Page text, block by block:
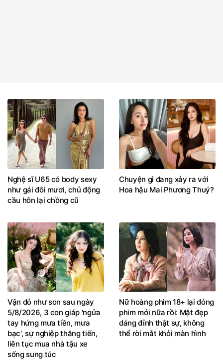
Nghệ sĩ U65 có body sexy
như gái đôi mươi, chủ động
cầu hôn lại chồng cũ
Chuyện gì đang xảy ra với
Hoa hậu Mai Phương Thuý?
Vận đỏ như son sau ngày
5/8/2026, 3 con giáp 'ngửa
tay hứng mưa tiền, mưa
bạc', sự nghiệp thăng tiến,
liên tục mua nhà tậu xe
sống sung túc
Nữ hoàng phim 18+ lại đóng
phim mới nữa rồi: Mặt đẹp
dáng đỉnh thật sự, không
thể rời mắt khỏi màn hình